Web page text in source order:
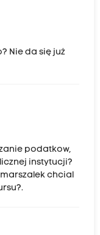
Nie da się już
podatkow,
instytucji?
marszalek chcial